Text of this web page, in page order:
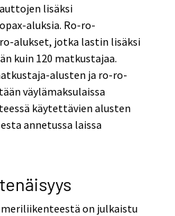
lisäksi
aluksia. Ro-ro-
alukset, jotka lastin lisäksi
kuin 120 matkustajaa.
alusten ja ro-ro-
väylämaksulaissa
käytettävien alusten
annetussa laissa
on julkaistu